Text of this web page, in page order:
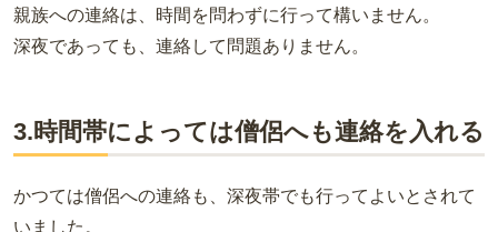
親族への連絡は、時間を問わずに行って構いません。
深夜であっても、連絡して問題ありません。
3.時間帯によっては僧侶へも連絡を入れる
かつては僧侶への連絡も、深夜帯でも行ってよいとされて
いました。